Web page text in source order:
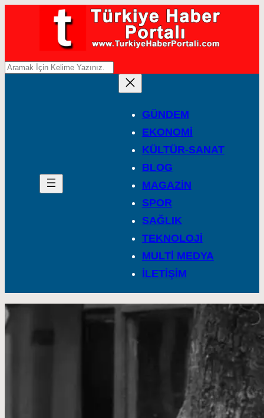
A
GÜNDEM
EKONOMİ
KÜLTÜR-SANAT
BLOG
MAGAZİN
SPOR
SAĞLIK
TEKNOLOJİ
MULTİ MEDYA
İLETİŞİM